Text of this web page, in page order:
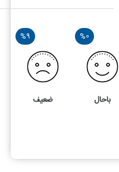
%0
باحال
%9
ضعیف